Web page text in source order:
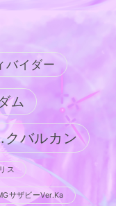
バイダー
ム
バルカン
ス
サザビーVer.Ka